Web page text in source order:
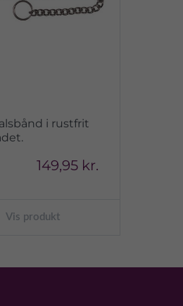
i rustfrit
149,95 kr.
Vis produkt